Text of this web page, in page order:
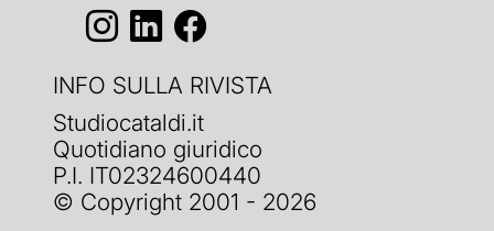
INFO SULLA RIVISTA
Studiocataldi.it
Quotidiano giuridico
P.I. IT02324600440
© Copyright 2001 - 2026